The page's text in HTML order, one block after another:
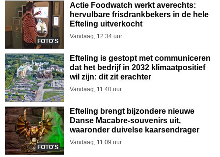
FOTO'S
Actie Foodwatch werkt averechts:
hervulbare frisdrankbekers in de hele
Efteling uitverkocht
Vandaag, 12.34 uur
Efteling is gestopt met communiceren
dat het bedrijf in 2032 klimaatpositief
wil zijn: dit zit erachter
Vandaag, 11.40 uur
FOTO'S
Efteling brengt bijzondere nieuwe
Danse Macabre-souvenirs uit,
waaronder duivelse kaarsendrager
Vandaag, 11.09 uur